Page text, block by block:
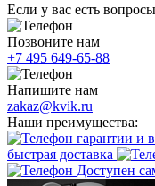
Если у вас есть
Позвоните нам
+7 495 649-65-88
Напишите нам
zakaz@kvik.ru
Наши преимущества:
гарантии и
быстрая доставка
Доступен